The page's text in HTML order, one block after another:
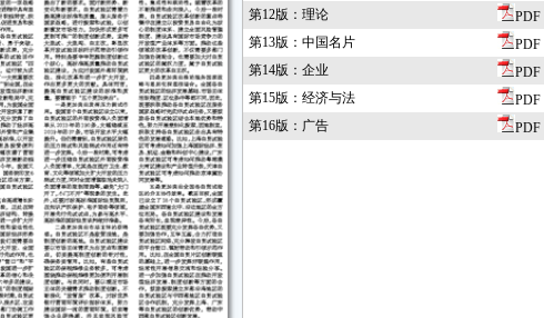
第12版：理论
PDF
第13版：中国名片
PDF
第14版：企业
PDF
第15版：经济与法
PDF
第16版：广告
PDF